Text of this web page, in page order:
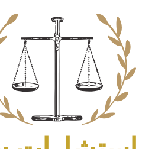
content